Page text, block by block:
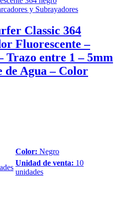
y Subrayadores
Classic 364
Fluorescente –
Trazo entre 1 – 5mm
de Agua – Color
Color: Negro
Unidad de venta: 10
unidades